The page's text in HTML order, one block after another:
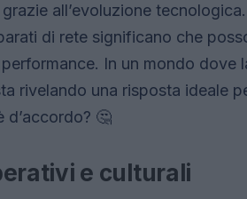
all’evoluzione
di rete significano che
In un mondo dove
rivelando una risposta ideale
d’accordo? 🤔
e culturali